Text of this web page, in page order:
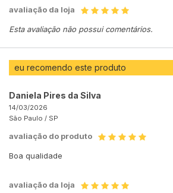
avaliação da loja
Esta avaliação não possui comentários.
eu recomendo este produto
Daniela Pires da Silva
14/03/2026
São Paulo / SP
avaliação do produto
Boa qualidade
avaliação da loja